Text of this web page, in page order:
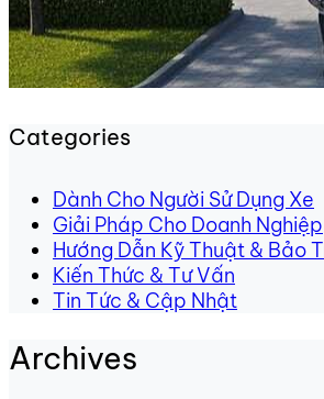
Categories
Dành Cho Người Sử Dụng Xe
Giải Pháp Cho Doanh Nghiệp
Hướng Dẫn Kỹ Thuật & Bảo
Kiến Thức & Tư Vấn
Tin Tức & Cập Nhật
Archives